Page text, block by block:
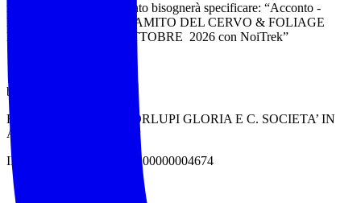
nella causale del pagamento bisognerà specificare: “Acconto -
Nome e Cognome – BRAMITO DEL CERVO & FOLIAGE
D’ABRUZZO 10-11 OTTOBRE 2026 con NoiTrek”
bonifico intestato a :
FRESIA VIAGGI DI MORLUPI GLORIA E C. SOCIETA’ IN
ACCOMANDITA SEMP
IBAN IT53J0306939170100000004674